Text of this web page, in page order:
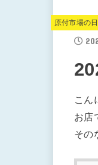
原付市場の
こん
お店
その